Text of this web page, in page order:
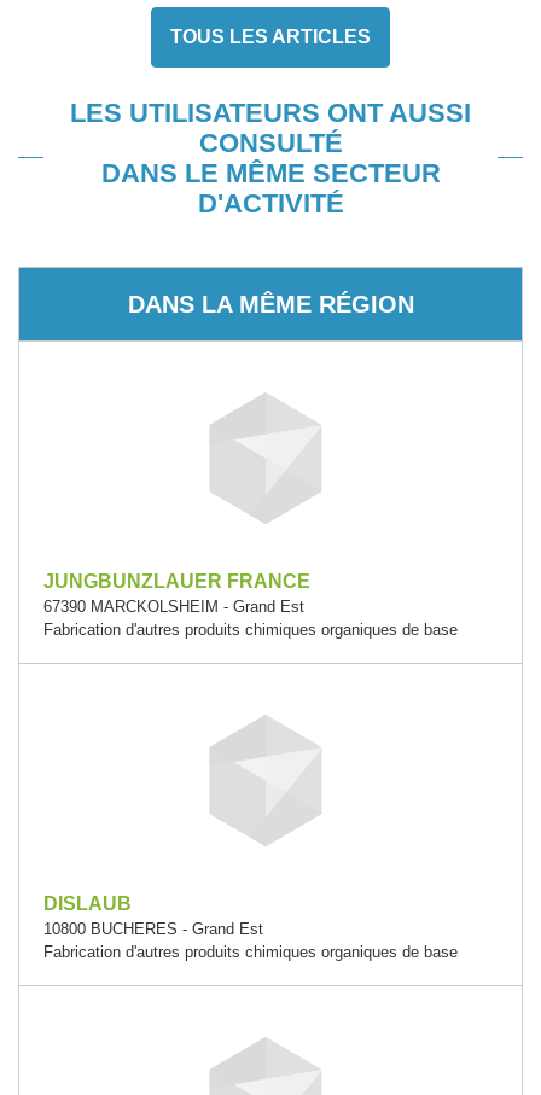
TOUS LES ARTICLES
LES UTILISATEURS ONT AUSSI
CONSULTÉ
DANS LE MÊME SECTEUR
D'ACTIVITÉ
DANS LA MÊME RÉGION
JUNGBUNZLAUER FRANCE
67390 MARCKOLSHEIM - Grand Est
Fabrication d'autres produits chimiques organiques de base
DISLAUB
10800 BUCHERES - Grand Est
Fabrication d'autres produits chimiques organiques de base